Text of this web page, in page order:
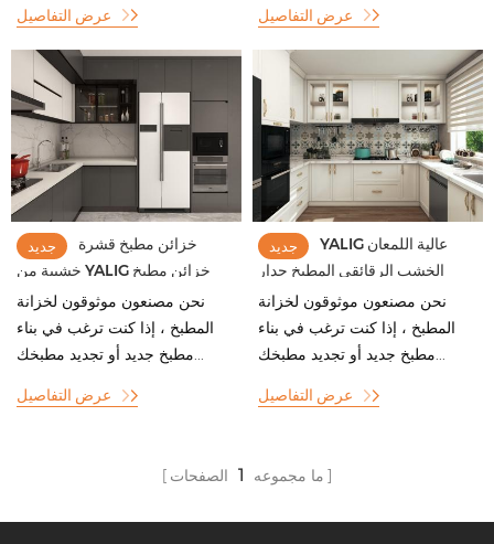
عرض التفاصيل عرض التفاصيل
جديد
خزائن مطبخ قشرة
خشبية من YALIG خزائن مطبخ
صغيرة من الخشب الصلب
نحن مصنعون موثوقون لخزانة
المطبخ ، إذا كنت ترغب في بناء
مطبخ جديد أو تجديد مطبخك...
عرض التفاصيل
جديد
YALIG عالية اللمعان
الخشب الرقائقي المطبخ جدار
قاعدة خزانة خزانة التخصيص
نحن مصنعون موثوقون لخزانة
المطبخ ، إذا كنت ترغب في بناء
مطبخ جديد أو تجديد مطبخك...
عرض التفاصيل
ما مجموعه 1 الصفحات